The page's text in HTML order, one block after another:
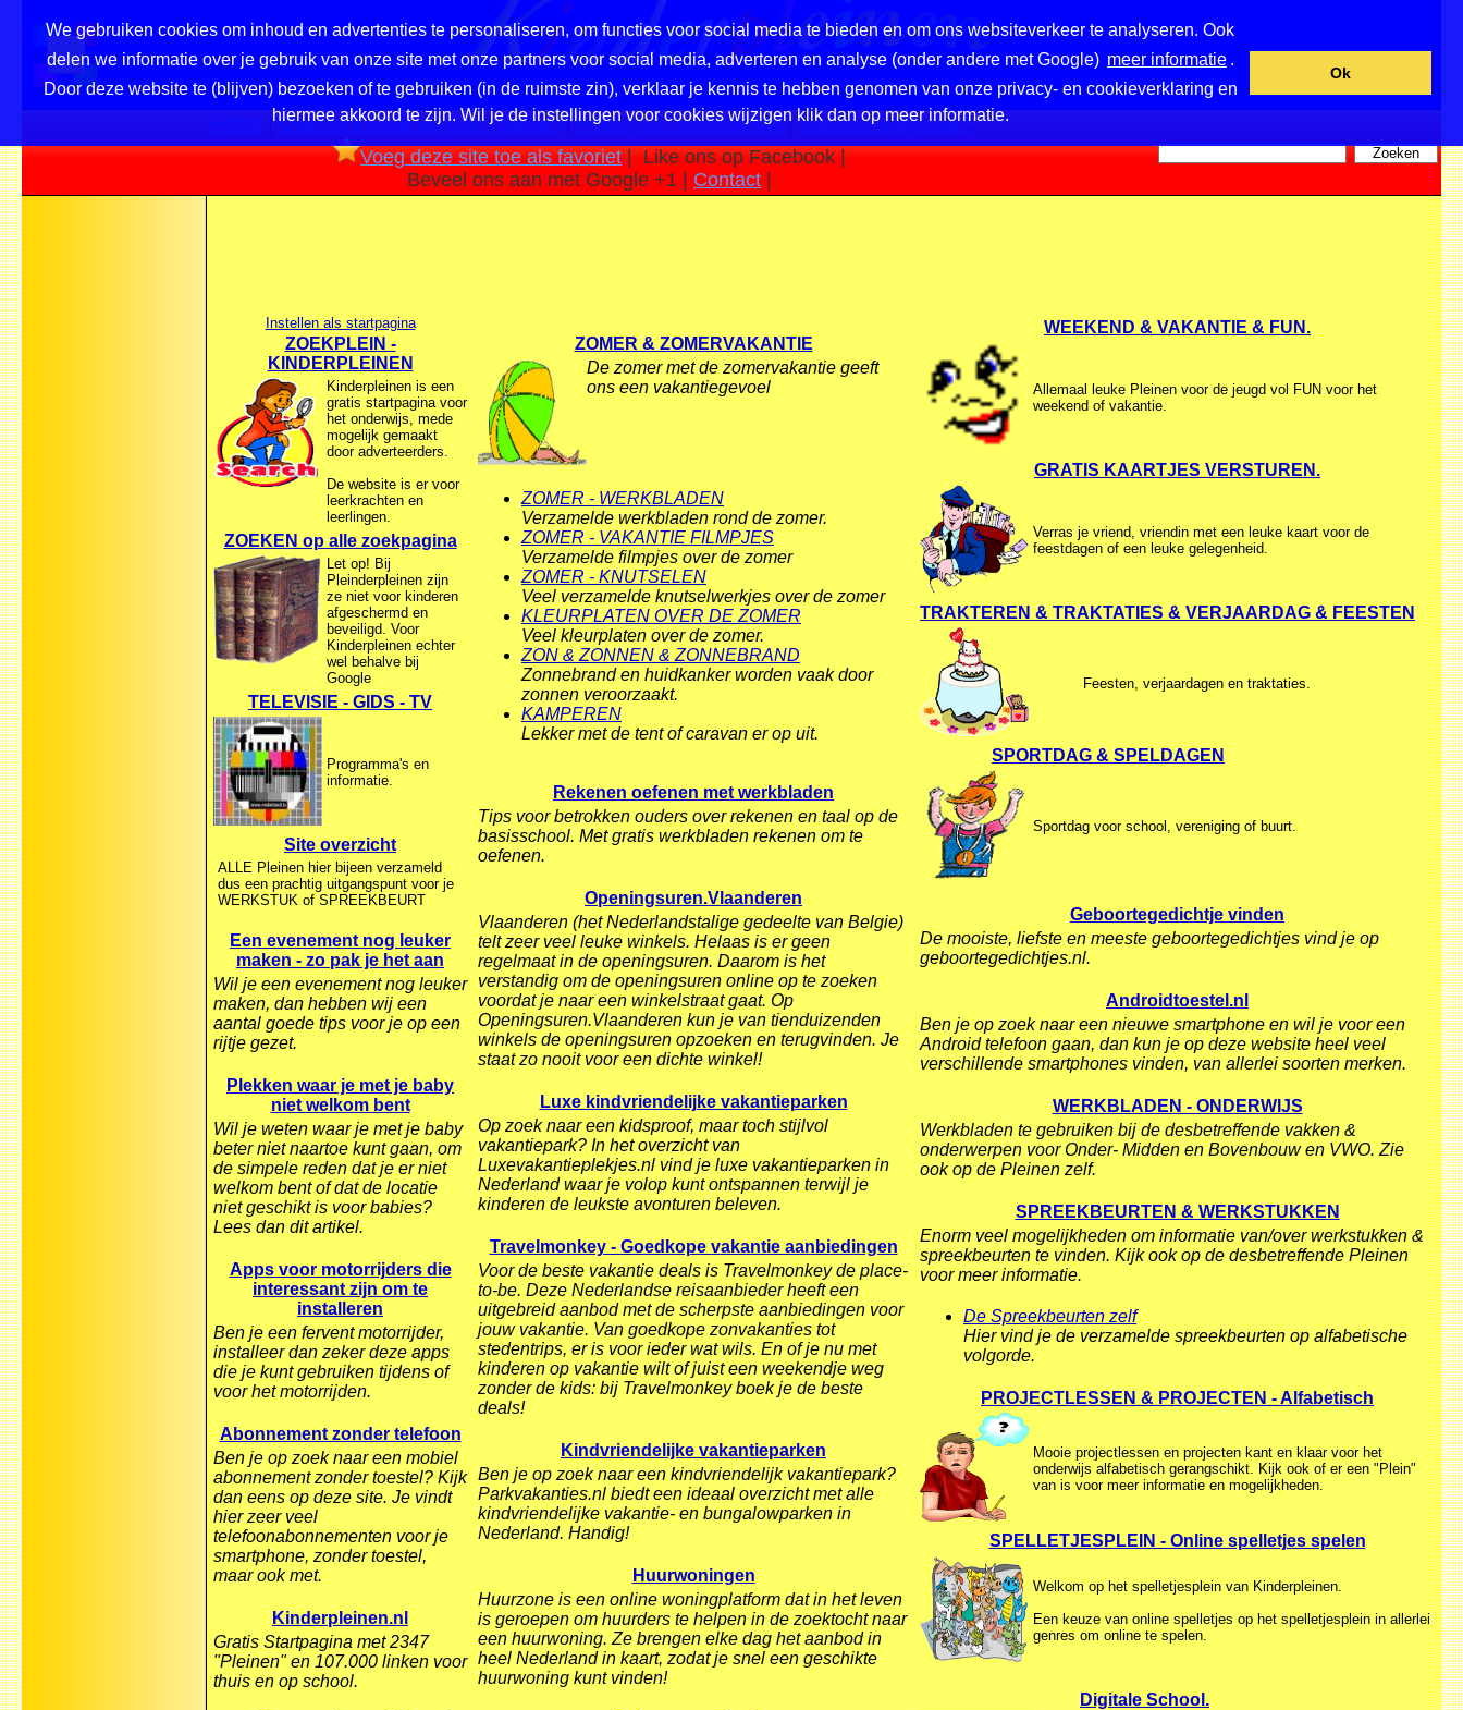
We gebruiken cookies om inhoud en advertenties te personaliseren, om functies voor social media te bieden en om ons websiteverkeer te analyseren. Ook
delen we informatie over je gebruik van onze site met onze partners voor social media, adverteren en analyse (onder andere met Google) meer informatie .
Door deze website te (blijven) bezoeken of te gebruiken (in de ruimste zin), verklaar je kennis te hebben genomen van onze privacy- en cookieverklaring en
hiermee akkoord te zijn. Wil je de instellingen voor cookies wijzigen klik dan op meer informatie.
Ok
|Overzicht onderwerpen / pleinen|Privacy en cookiebeleid|Website suggestie?
Voeg deze site toe als favoriet|Like ons op Facebook |
Beveel ons aan met Google +1 | Contact
Instellen als startpagina
ZOEKPLEIN -
KINDERPLEINEN
Kinderpleinen is een
gratis startpagina voor
het onderwijs, mede
mogelijk gemaakt
door adverteerders.
De website is er voor
leerkrachten en
leerlingen.
ZOEKEN op alle zoekpagina
Let op! Bij
Pleinderpleinen zijn
ze niet voor kinderen
afgeschermd en
beveiligd. Voor
Kinderpleinen echter
wel behalve bij
Google
TELEVISIE - GIDS - TV
Programma's en
informatie.
Site overzicht
ALLE Pleinen hier bijeen verzameld
dus een prachtig uitgangspunt voor je
WERKSTUK of SPREEKBEURT
Een evenement nog leuker
maken - zo pak je het aan
Wil je een evenement nog leuker
maken, dan hebben wij een
aantal goede tips voor je op een
rijtje gezet.
Plekken waar je met je baby
niet welkom bent
Wil je weten waar je met je baby
beter niet naartoe kunt gaan, om
de simpele reden dat je er niet
welkom bent of dat de locatie
niet geschikt is voor babies?
Lees dan dit artikel.
Apps voor motorrijders die
interessant zijn om te
installeren
Ben je een fervent motorrijder,
installeer dan zeker deze apps
die je kunt gebruiken tijdens of
voor het motorrijden.
Abonnement zonder telefoon
Ben je op zoek naar een mobiel
abonnement zonder toestel? Kijk
dan eens op deze site. Je vindt
hier zeer veel
telefoonabonnementen voor je
smartphone, zonder toestel,
maar ook met.
Kinderpleinen.nl
Gratis Startpagina met 2347
"Pleinen" en 107.000 linken voor
thuis en op school.
ZOMER & ZOMERVAKANTIE
De zomer met de zomervakantie geeft
ons een vakantiegevoel
ZOMER - WERKBLADEN
Verzamelde werkbladen rond de zomer.
ZOMER - VAKANTIE FILMPJES
Verzamelde filmpjes over de zomer
ZOMER - KNUTSELEN
Veel verzamelde knutselwerkjes over de zomer
KLEURPLATEN OVER DE ZOMER
Veel kleurplaten over de zomer.
ZON & ZONNEN & ZONNEBRAND
Zonnebrand en huidkanker worden vaak door
zonnen veroorzaakt.
KAMPEREN
Lekker met de tent of caravan er op uit.
Rekenen oefenen met werkbladen
Tips voor betrokken ouders over rekenen en taal op de
basisschool. Met gratis werkbladen rekenen om te
oefenen.
Openingsuren.Vlaanderen
Vlaanderen (het Nederlandstalige gedeelte van Belgie)
telt zeer veel leuke winkels. Helaas is er geen
regelmaat in de openingsuren. Daarom is het
verstandig om de openingsuren online op te zoeken
voordat je naar een winkelstraat gaat. Op
Openingsuren.Vlaanderen kun je van tienduizenden
winkels de openingsuren opzoeken en terugvinden. Je
staat zo nooit voor een dichte winkel!
Luxe kindvriendelijke vakantieparken
Op zoek naar een kidsproof, maar toch stijlvol
vakantiepark? In het overzicht van
Luxevakantieplekjes.nl vind je luxe vakantieparken in
Nederland waar je volop kunt ontspannen terwijl je
kinderen de leukste avonturen beleven.
Travelmonkey - Goedkope vakantie aanbiedingen
Voor de beste vakantie deals is Travelmonkey de place-
to-be. Deze Nederlandse reisaanbieder heeft een
uitgebreid aanbod met de scherpste aanbiedingen voor
jouw vakantie. Van goedkope zonvakanties tot
stedentrips, er is voor ieder wat wils. En of je nu met
kinderen op vakantie wilt of juist een weekendje weg
zonder de kids: bij Travelmonkey boek je de beste
deals!
Kindvriendelijke vakantieparken
Ben je op zoek naar een kindvriendelijk vakantiepark?
Parkvakanties.nl biedt een ideaal overzicht met alle
kindvriendelijke vakantie- en bungalowparken in
Nederland. Handig!
Huurwoningen
Huurzone is een online woningplatform dat in het leven
is geroepen om huurders te helpen in de zoektocht naar
een huurwoning. Ze brengen elke dag het aanbod in
heel Nederland in kaart, zodat je snel een geschikte
huurwoning kunt vinden!
WEEKEND & VAKANTIE & FUN.
Allemaal leuke Pleinen voor de jeugd vol FUN voor het
weekend of vakantie.
GRATIS KAARTJES VERSTUREN.
Verras je vriend, vriendin met een leuke kaart voor de
feestdagen of een leuke gelegenheid.
TRAKTEREN & TRAKTATIES & VERJAARDAG & FEESTEN
Feesten, verjaardagen en traktaties.
SPORTDAG & SPELDAGEN
Sportdag voor school, vereniging of buurt.
Geboortegedichtje vinden
De mooiste, liefste en meeste geboortegedichtjes vind je op
geboortegedichtjes.nl.
Androidtoestel.nl
Ben je op zoek naar een nieuwe smartphone en wil je voor een
Android telefoon gaan, dan kun je op deze website heel veel
verschillende smartphones vinden, van allerlei soorten merken.
WERKBLADEN - ONDERWIJS
Werkbladen te gebruiken bij de desbetreffende vakken &
onderwerpen voor Onder- Midden en Bovenbouw en VWO. Zie
ook op de Pleinen zelf.
SPREEKBEURTEN & WERKSTUKKEN
Enorm veel mogelijkheden om informatie van/over werkstukken &
spreekbeurten te vinden. Kijk ook op de desbetreffende Pleinen
voor meer informatie.
De Spreekbeurten zelf
Hier vind je de verzamelde spreekbeurten op alfabetische
volgorde.
PROJECTLESSEN & PROJECTEN - Alfabetisch
Mooie projectlessen en projecten kant en klaar voor het
onderwijs alfabetisch gerangschikt. Kijk ook of er een "Plein"
van is voor meer informatie en mogelijkheden.
SPELLETJESPLEIN - Online spelletjes spelen
Welkom op het spelletjesplein van Kinderpleinen.
Een keuze van online spelletjes op het spelletjesplein in allerlei
genres om online te spelen.
Digitale School.